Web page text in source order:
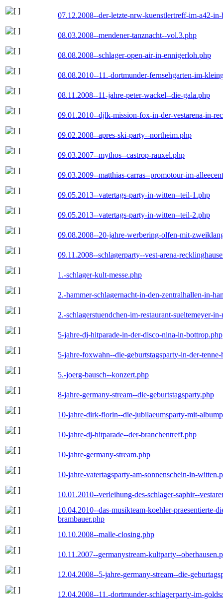
07.12.2008--der-letzte-nrw-kuenstlertreff-im-a42-
08.03.2008--mendener-tanznacht--vol.3.php
08.08.2008--schlager-open-air-in-ennigerloh.php
08.08.2010--11.-dortmunder-fernsehgarten-im-
08.11.2008--11-jahre-peter-wackel--die-gala.php
09.01.2010--djlk-mission-fox-in-der-vestarena-in-
09.02.2008--apres-ski-party--northeim.php
09.03.2007--mythos--castrop-rauxel.php
09.03.2009--matthias-carras--promotour-im-
09.05.2013--vatertags-party-in-witten--teil-1.php
09.05.2013--vatertags-party-in-witten--teil-2.php
09.08.2008--20-jahre-werbering-olfen-mit-
09.11.2008--schlagerparty--vest-arena-
1.-schlager-kult-messe.php
2.-hammer-schlagernacht-in-den-zentralhallen-in-
2.-schlagerstuendchen-im-restaurant-sueltemeyer-
5-jahre-dj-hitparade-in-der-disco-nina-in-bottrop.php
5-jahre-foxwahn--die-geburtstagsparty-in-der-tenne-
5.-joerg-bausch--konzert.php
8-jahre-germany-stream--die-geburtstagsparty.php
10-jahre-dirk-florin--die-jubilaeumsparty-mit-
10-jahre-dj-hitparade--der-branchentreff.php
10-jahre-germany-stream.php
10-jahre-vatertagsparty-am-sonnenschein-in-
10.01.2010--verleihung-des-schlager-saphir--
10.04.2010--das-musikteam-koehler-praesentierte-
brambauer.php
10.10.2008--malle-closing.php
10.11.2007--germanystream-kultparty--
12.04.2008--5-jahre-germany-stream--die-
12.04.2008--11.-dortmunder-schlagerparty-im-